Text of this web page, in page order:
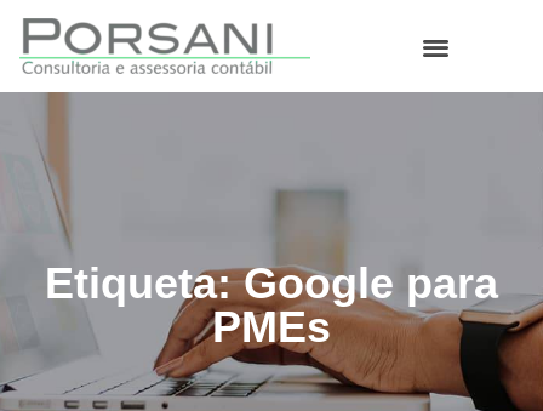
Etiqueta: Google para
PMEs